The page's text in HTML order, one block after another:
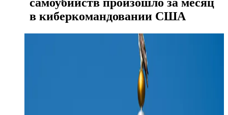
самоубийств произошло за месяц
в киберкомандовании США